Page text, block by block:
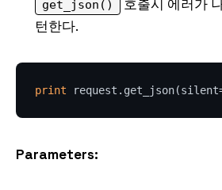
get_json()
호출시 에러가
턴한다.
print
Parameters: